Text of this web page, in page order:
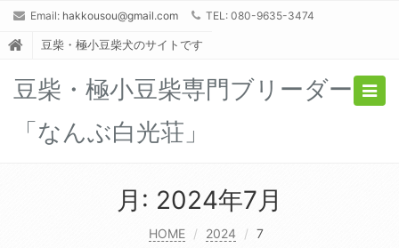
Email: hakkousou@gmail.com TEL: 080-9635-3474
豆柴・極小豆柴犬のサイトです
豆柴・極小豆柴専門ブリーダー
「なんぶ白光荘」
月: 2024年7月
HOME 2024 7